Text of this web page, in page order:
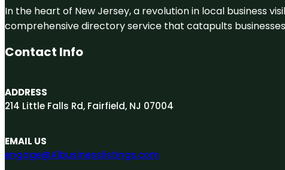
In the heart of New Jersey, a revolution in local business
comprehensive directory service that catapults
Contact Info
ADDRESS
214 Little Falls Rd, Fairfield, NJ 07004
EMAIL US
engage@A1businesslistings.com